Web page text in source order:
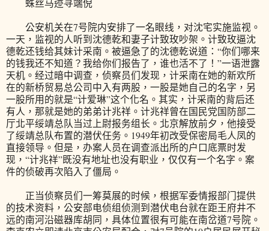
蛛丝马迹寻端倪
公安机关在7号院内安排了一名眼线，对沈宅实施监视。
一天，监视的人听到沈德乾和妻子计致玫吵架。计致玫逼沈
德乾还钱给其妹计采南。被逼急了的沈德乾说道：“你们哪来
的钱我还不知道？我给你们报告了，谁也活不了！”一语泄露
天机。经过暗中调查，侦察员们发现，计采南在她的新欢所
在的新桥贸易总公司中入有两股，一股是她自己的名字，另
一股所用的就是“计爱琳”这个化名。其实，计采南的背后还
有人，那就是她的弟弟计兆祥。计兆祥曾在国民党国防部二
厅北平绥靖总队当过上尉报务组长。北京解放前夕，他接受
了绥靖总队布置的潜伏任务。1949年初改受保密局毛人凤的
直接领导。但是，办案人员在调查派出所的户口底票时发
现，“计兆祥”既没有地址也没有职业，仅仅有一个名字。案
件的侦破再次陷入了僵局。
正当侦察员们一筹莫展的时候，根据军委情报部门提供
的技术资料，公安部电侦组侦测到潜伏电台就在距王府井不
远的南河沿磁器库胡同，具体位置很有可能在南岔道7号院。